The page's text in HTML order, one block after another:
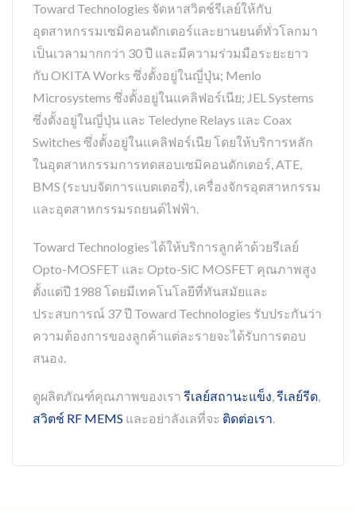
Toward Technologies จัดหาสวิตช์รีเลย์ให้กับ
อุตสาหกรรมเซมิคอนดักเตอร์และยานยนต์ทั่วโลกมา
เป็นเวลามากกว่า 30 ปี และมีความร่วมมือระยะยาว
กับ OKITA Works ซึ่งตั้งอยู่ในญี่ปุ่น; Menlo
Microsystems ซึ่งตั้งอยู่ในแคลิฟอร์เนีย; JEL Systems
ซึ่งตั้งอยู่ในญี่ปุ่น และ Teledyne Relays และ Coax
Switches ซึ่งตั้งอยู่ในแคลิฟอร์เนีย โดยให้บริการหลัก
ในอุตสาหกรรมการทดสอบเซมิคอนดักเตอร์, ATE,
BMS (ระบบจัดการแบตเตอรี่), เครื่องจักรอุตสาหกรรม
และอุตสาหกรรมรถยนต์ไฟฟ้า.
Toward Technologies ได้ให้บริการลูกค้าด้วยรีเลย์
Opto-MOSFET และ Opto-SiC MOSFET คุณภาพสูง
ตั้งแต่ปี 1988 โดยมีเทคโนโลยีที่ทันสมัยและ
ประสบการณ์ 37 ปี Toward Technologies รับประกันว่า
ความต้องการของลูกค้าแต่ละรายจะได้รับการตอบ
สนอง.
ดูผลิตภัณฑ์คุณภาพของเรา รีเลย์สถานะแข็ง,รีเลย์รีด,
สวิตช์ RF MEMS และอย่าลังเลที่จะ ติดต่อเรา.